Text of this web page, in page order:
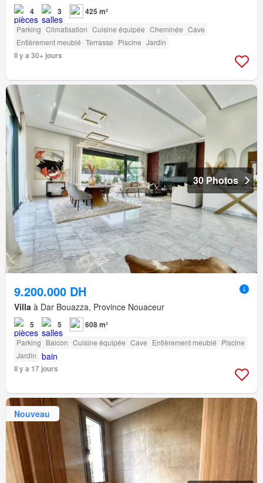
4 3 425 m²
Parking Climatisation Cuisine équipée Cheminée Cave
Entièrement meublé Terrasse Piscine Jardin
Il y a 30+ jours
30 Photos
9.200.000 DH
Villa à Dar Bouazza, Province Nouaceur
5 5 608 m²
Parking Balcon Cuisine équipée Cave Entièrement meublé Piscine
Jardin
Il y a 17 jours
Nouveau